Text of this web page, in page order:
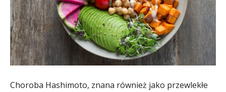
Choroba Hashimoto, znana również jako przewlekłe